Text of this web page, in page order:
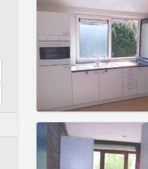
495 €
水电费:100 €
租期:12个月
住房登记:否